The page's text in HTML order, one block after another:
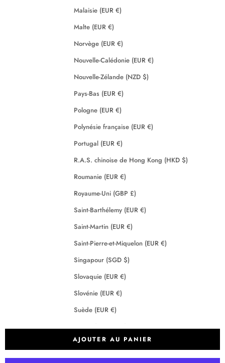
AJOUTER AU PANIER
Malaisie (EUR €)
Malte (EUR €)
Norvège (EUR €)
Nouvelle-Calédonie (EUR €)
Nouvelle-Zélande (NZD $)
Pays-Bas (EUR €)
Pologne (EUR €)
Polynésie française (EUR €)
Portugal (EUR €)
R.A.S. chinoise de Hong Kong (HKD $)
Roumanie (EUR €)
Royaume-Uni (GBP £)
Saint-Barthélemy (EUR €)
Saint-Martin (EUR €)
Saint-Pierre-et-Miquelon (EUR €)
Singapour (SGD $)
Slovaquie (EUR €)
Slovénie (EUR €)
Suède (EUR €)
Suisse (CHF CHF)
Tchéquie (EUR €)
Terres australes françaises (EUR €)